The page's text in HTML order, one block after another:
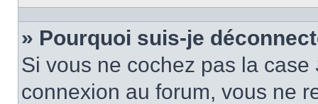
» Pourquoi suis-je
Si vous ne cochez pas la case
connexion au forum, vous ne